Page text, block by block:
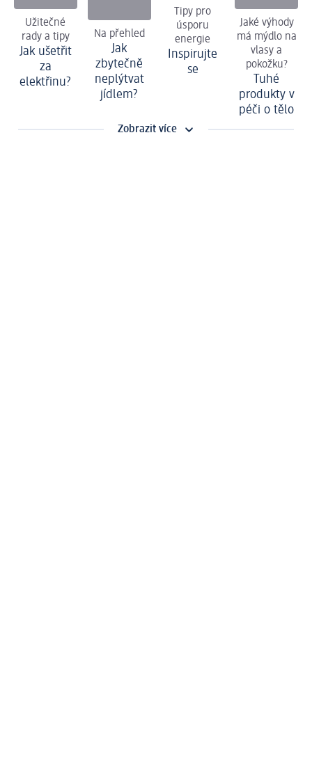
Užitečné
rady a tipy
Jak ušetřit
za
elektřinu?
Na přehled
Jak
zbytečně
neplýtvat
jídlem?
Tipy pro
úsporu
energie
Inspirujte
se
Jaké výhody
má mýdlo na
vlasy a
pokožku?
Tuhé
produkty v
péči o tělo
Zobrazit více